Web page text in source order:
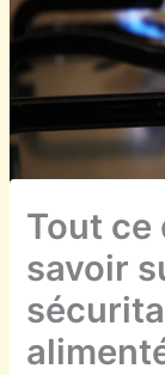
Tout ce
savoir